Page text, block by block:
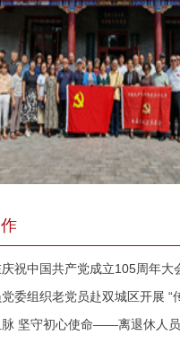
祝中国共产党成立105周年大
委组织老党员赴双城区开展 “
坚守初心使命——离退休人员